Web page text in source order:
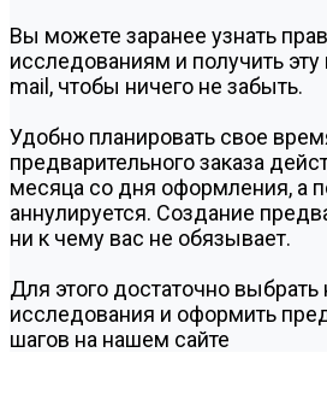
Вы можете заранее узнать
исследованиям и получить
mail, чтобы ничего не забыть.
Удобно планировать свое
предварительного заказа
месяца со дня оформления, а
аннулируется. Создание
ни к чему вас не обязывает.
Для этого достаточно
исследования и оформить
шагов на нашем сайте